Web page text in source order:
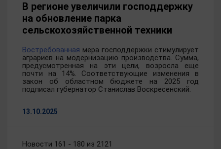
В регионе увеличили господдержку
на обновление парка
сельскохозяйственной техники
Востребованная мера господдержки стимулирует
аграриев на модернизацию производства. Сумма,
предусмотренная на эти цели, возросла еще
почти на 14%. Соответствующие изменения в
закон об областном бюджете на 2025 год
подписал губернатор Станислав Воскресенский.
13.10.2025
Новости 161 - 180 из 2121